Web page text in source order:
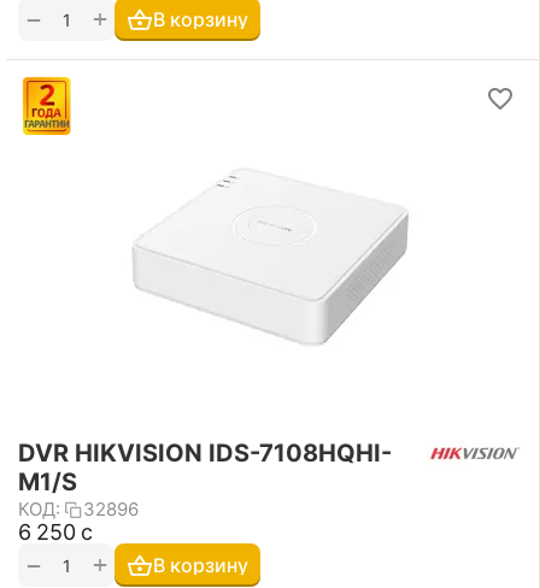
+
− В корзину
DVR HIKVISION IDS-7108HQHI-
M1/S
КОД: 32896
6 250 с
+
− В корзину